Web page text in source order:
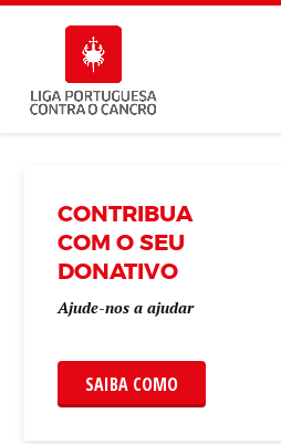
CONTRIBUA
COM O SEU
DONATIVO
Ajude-nos a ajudar
SAIBA COMO